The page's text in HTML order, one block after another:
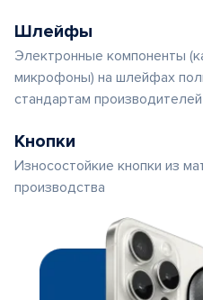
Шлейфы
Электронные компоненты
микрофоны) на шлейфах
стандартам производителей
Кнопки
Износостойкие кнопки из
производства